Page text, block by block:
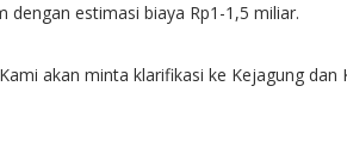
estimasi biaya Rp1-1,5 miliar.
akan minta klarifikasi ke Kejagung dan